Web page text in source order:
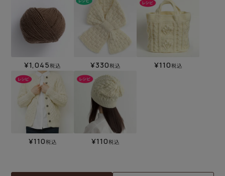
¥1,045税込 ¥330税込 ¥110税込
¥110税込 ¥110税込